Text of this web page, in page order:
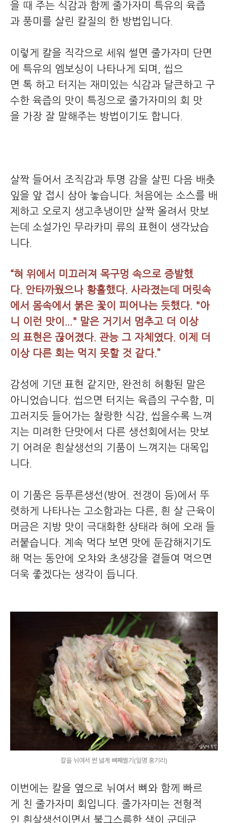
을 때 주는 식감과 함께 줄가자미 특유의 육즙
과 풍미를 살린 칼질의 한 방법입니다.
이렇게 칼을 직각으로 세워 썰면 줄가자미 단면
에 특유의 엠보싱이 나타나게 되며, 씹으
면 톡 하고 터지는 재미있는 식감과 달큰하고 구
수한 육즙의 맛이 특징으로 줄가자미의 회 맛
을 가장 잘 말해주는 방법이기도 합니다.
살짝 들어서 조직감과 투명 감을 살핀 다음 배춧
잎을 앞 접시 삼아 놓습니다. 처음에는 소스를 배
제하고 오로지 생고추냉이만 살짝 올려서 맛보
는데 소설가인 무라카미 류의 표현이 생각났습
니다.
“혀 위에서 미끄러져 목구멍 속으로 증발했
다. 안타까웠으나 황홀했다. 사라졌는데 머릿속
에서 몸속에서 붉은 꽃이 피어나는 듯했다. "아
니 이런 맛이..." 말은 거기서 멈추고 더 이상
의 표현은 끊어졌다. 관능 그 자체였다. 이제 더
이상 다른 회는 먹지 못할 것 같다.”
감성에 기댄 표현 같지만, 완전히 허황된 말은
아니었습니다. 씹으면 터지는 육즙의 구수함, 미
끄러지듯 들어가는 찰랑한 식감, 씹을수록 느껴
지는 미려한 단맛에서 다른 생선회에서는 맛보
기 어려운 흰살생선의 기품이 느껴지는 대목입
니다.
이 기품은 등푸른생선(방어. 전갱이 등)에서 뚜
렷하게 나타나는 고소함과는 다른, 흰 살 근육이
머금은 지방 맛이 극대화한 상태라 혀에 오래 들
러붙습니다. 계속 먹다 보면 맛에 둔감해지기도
해 먹는 동안에 오챠와 초생강을 곁들여 먹으면
더욱 좋겠다는 생각이 듭니다.
칼을 뉘여서 썬 넓게 뼈째썰기(일명 홍기리)
이번에는 칼을 옆으로 뉘여서 뼈와 함께 빠르
게 친 줄가자미 회입니다. 줄가자미는 전형적
인 흰살생선이면서 불그스름한 색이 군데군